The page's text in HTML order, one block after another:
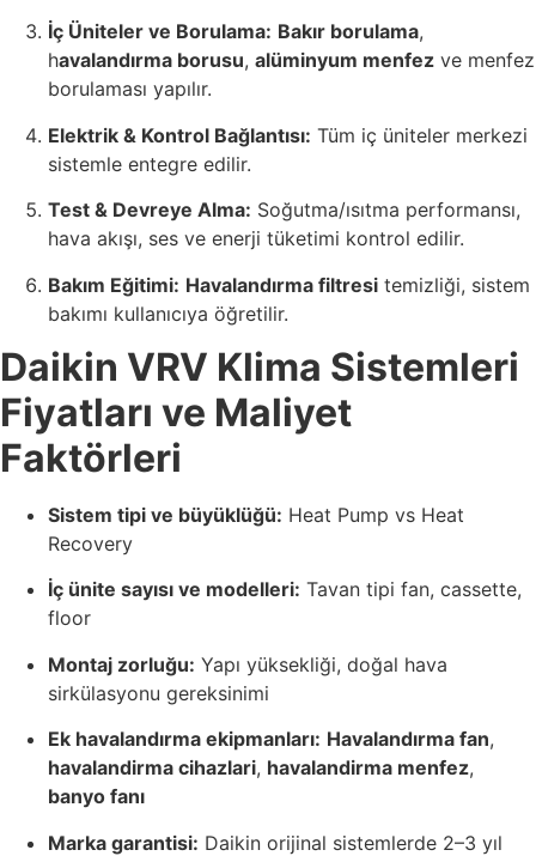
İç Üniteler ve Borulama: Bakır borulama,
havalandırma borusu, alüminyum menfez ve menfez
borulaması yapılır.
Elektrik & Kontrol Bağlantısı: Tüm iç üniteler merkezi
sistemle entegre edilir.
Test & Devreye Alma: Soğutma/ısıtma performansı,
hava akışı, ses ve enerji tüketimi kontrol edilir.
Bakım Eğitimi: Havalandırma filtresi temizliği, sistem
bakımı kullanıcıya öğretilir.
Daikin VRV Klima Sistemleri
Fiyatları ve Maliyet
Faktörleri
Sistem tipi ve büyüklüğü: Heat Pump vs Heat
Recovery
İç ünite sayısı ve modelleri: Tavan tipi fan, cassette,
floor
Montaj zorluğu: Yapı yüksekliği, doğal hava
sirkülasyonu gereksinimi
Ek havalandırma ekipmanları: Havalandırma fan,
havalandirma cihazlari, havalandirma menfez,
banyo fanı
Marka garantisi: Daikin orijinal sistemlerde 2–3 yıl